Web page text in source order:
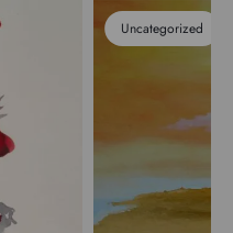
Uncategorized